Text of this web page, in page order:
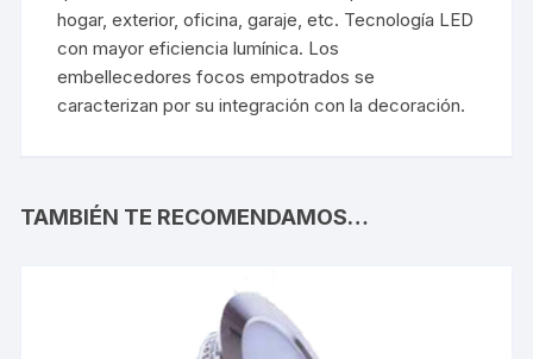
hogar, exterior, oficina, garaje, etc. Tecnología LED
con mayor eficiencia lumínica. Los
embellecedores focos empotrados se
caracterizan por su integración con la decoración.
TAMBIÉN TE RECOMENDAMOS…